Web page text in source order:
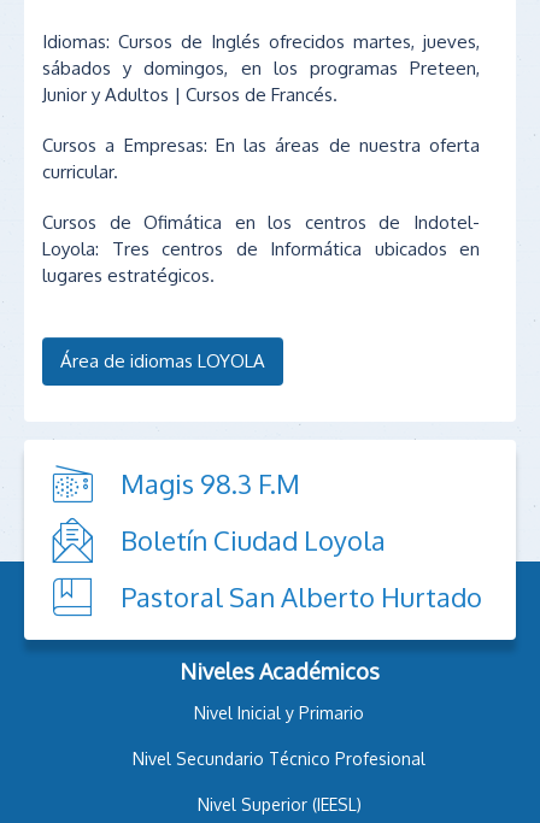
Idiomas: Cursos de Inglés ofrecidos martes, jueves,
sábados y domingos, en los programas Preteen,
Junior y Adultos | Cursos de Francés.
Cursos a Empresas: En las áreas de nuestra oferta
curricular.
Cursos de Ofimática en los centros de Indotel-
Loyola: Tres centros de Informática ubicados en
lugares estratégicos.
Área de idiomas LOYOLA
Magis 98.3 F.M
Boletín Ciudad Loyola
Pastoral San Alberto Hurtado
Niveles Académicos
Nivel Inicial y Primario
Nivel Secundario Técnico Profesional
Nivel Superior (IEESL)